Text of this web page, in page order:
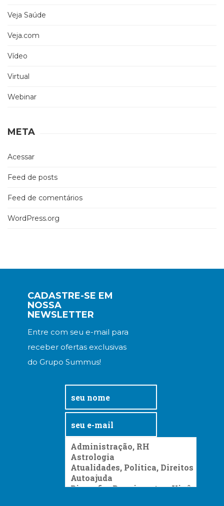
Veja Saúde
Veja.com
Vídeo
Virtual
Webinar
META
Acessar
Feed de posts
Feed de comentários
WordPress.org
CADASTRE-SE EM
NOSSA
NEWSLETTER
Entre com seu e-mail para
receber ofertas exclusivas
do Grupo Summus!